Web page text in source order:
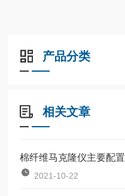
产品分类
相关文章
棉纤维马克隆仪主要配置
2021-10-22